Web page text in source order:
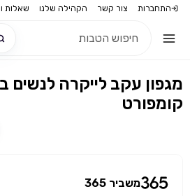
התחברות צור קשר הקהילה שלנו שאלות
חדש
מגפון עקב לייקרה לנשים
קומפורט
משביר 365